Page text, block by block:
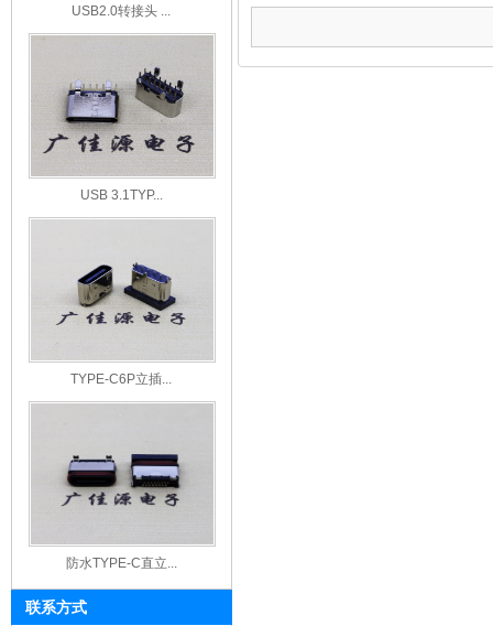
USB2.0转接头 ...
USB 3.1TYP...
TYPE-C6P立插...
防水TYPE-C直立...
联系方式